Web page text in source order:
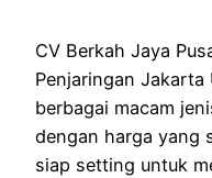
CV Berkah Jaya
Penjaringan Jakarta
berbagai macam
dengan harga yang
siap setting untuk